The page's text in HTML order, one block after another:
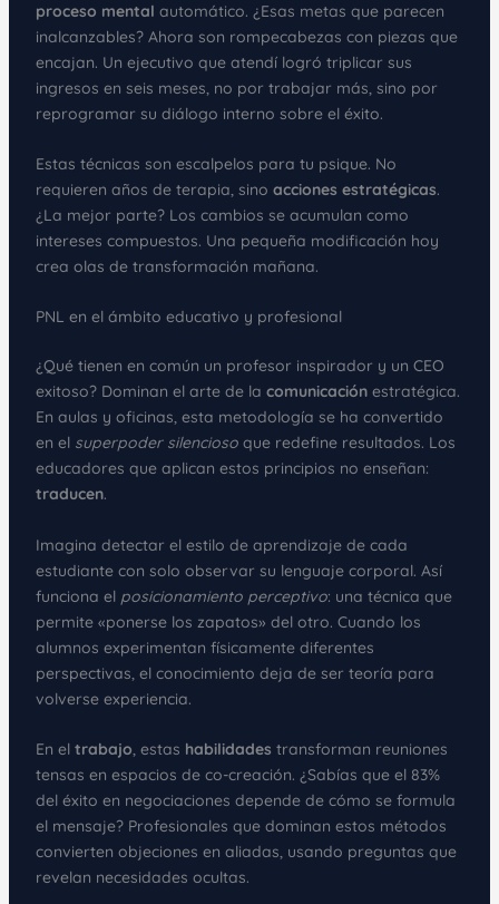
proceso mental automático. ¿Esas metas que parecen
inalcanzables? Ahora son rompecabezas con piezas que
encajan. Un ejecutivo que atendí logró triplicar sus
ingresos en seis meses, no por trabajar más, sino por
reprogramar su diálogo interno sobre el éxito.
Estas técnicas son escalpelos para tu psique. No
requieren años de terapia, sino acciones estratégicas.
¿La mejor parte? Los cambios se acumulan como
intereses compuestos. Una pequeña modificación hoy
crea olas de transformación mañana.
PNL en el ámbito educativo y profesional
¿Qué tienen en común un profesor inspirador y un CEO
exitoso? Dominan el arte de la comunicaciónestratégica.
En aulas y oficinas, esta metodología se ha convertido
en el superpoder silenciosoque redefine resultados. Los
educadores que aplican estos principios no enseñan:
traducen.
Imagina detectar el estilo de aprendizaje de cada
estudiante con solo observar su lenguaje corporal. Así
funciona el posicionamiento perceptivo: una técnica que
permite «ponerse los zapatos» del otro. Cuando los
alumnos experimentan físicamente diferentes
perspectivas, el conocimiento deja de ser teoría para
volverse experiencia.
En el trabajo, estas habilidades transforman reuniones
tensas en espacios de co-creación. ¿Sabías que el 83%
del éxito en negociaciones depende de cómo se formula
el mensaje? Profesionales que dominan estos métodos
convierten objeciones en aliadas, usando preguntas que
revelan necesidades ocultas.